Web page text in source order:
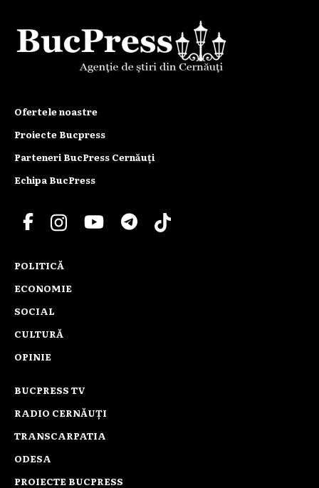
Ofertele noastre
Proiecte Bucpress
Parteneri BucPress Cernăuți
Echipa BucPress
POLITICĂ
ECONOMIE
SOCIAL
CULTURĂ
OPINIE
BUCPRESS TV
RADIO CERNĂUȚI
TRANSCARPATIA
ODESA
PROIECTE BUCPRESS